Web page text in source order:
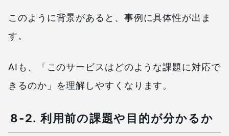
このように背景があると、事例に具体性が出ま
す。
AIも、「このサービスはどのような課題に対応で
きるのか」を理解しやすくなります。
8-2. 利用前の課題や目的が分かるか